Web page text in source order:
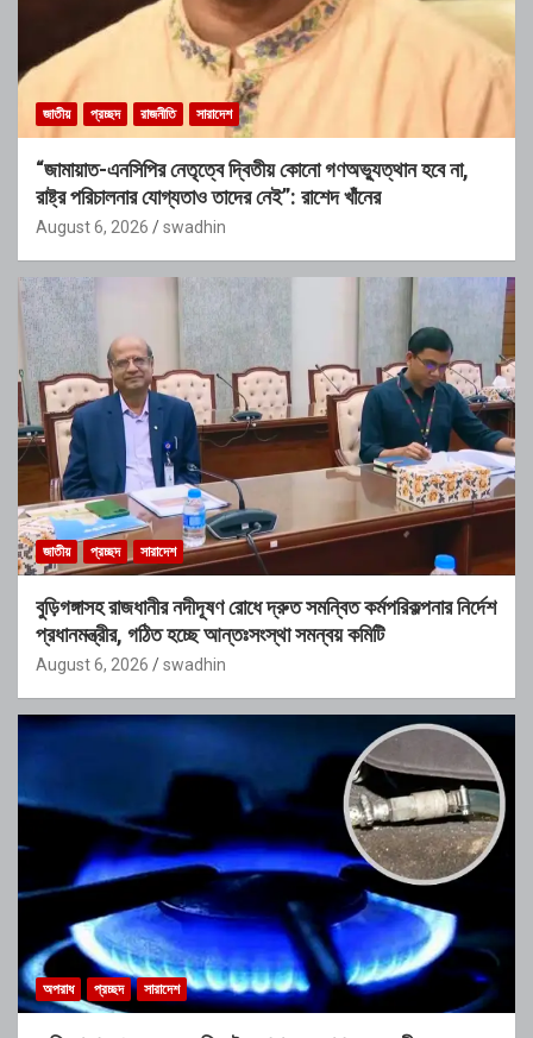
জাতীয় প্রচ্ছদ রাজনীতি সারাদেশ
“জামায়াত-এনসিপির নেতৃত্বে দ্বিতীয় কোনো গণঅভ্যুত্থান হবে না,
রাষ্ট্র পরিচালনার যোগ্যতাও তাদের নেই”: রাশেদ খাঁনের
August 6, 2026 swadhin
জাতীয় প্রচ্ছদ সারাদেশ
বুড়িগঙ্গাসহ রাজধানীর নদীদূষণ রোধে দ্রুত সমন্বিত কর্মপরিকল্পনার নির্দেশ
প্রধানমন্ত্রীর, গঠিত হচ্ছে আন্তঃসংস্থা সমন্বয় কমিটি
August 6, 2026 swadhin
অপরাধ প্রচ্ছদ সারাদেশ